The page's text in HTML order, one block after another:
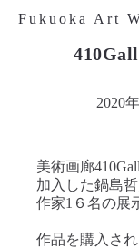
Fukuoka Art
2020
美術画廊
加入した鍋島
作家1６名の展
作品を購入さ